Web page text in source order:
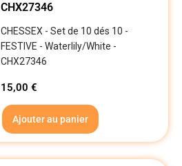
CHX27346
CHESSEX - Set de 10 dés 10 -
FESTIVE - Waterlily/White -
CHX27346
15,00€
Ajouter au panier